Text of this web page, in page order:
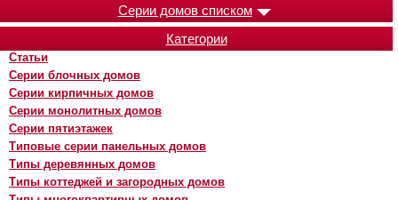
Серии домов списком
Категории
Статьи
Серии блочных домов
Серии кирпичных домов
Серии монолитных домов
Серии пятиэтажек
Типовые серии панельных домов
Типы деревянных домов
Типы коттеджей и загородных домов